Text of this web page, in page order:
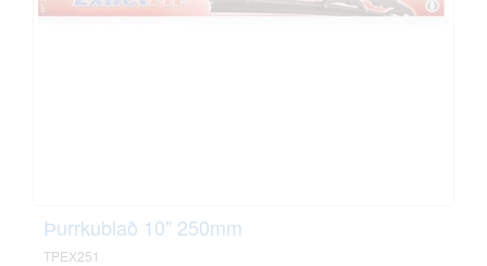
Þurrkublað 10" 250mm
TPEX251